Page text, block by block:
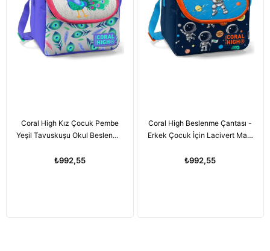
Coral High Kız Çocuk Pembe
Yeşil Tavuskuşu Okul Beslenme
₺992,55
Coral High Beslenme Çantası -
Erkek Çocuk İçin Lacivert Mavi
₺992,55